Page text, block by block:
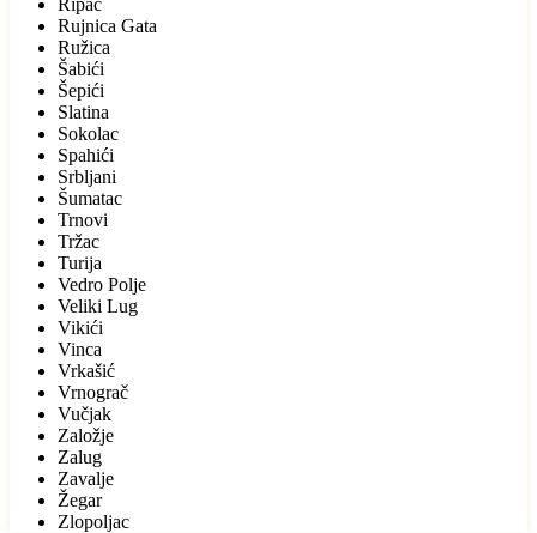
Rujnica Gata
Ružica
Šabići
Šepići
Slatina
Sokolac
Spahići
Srbljani
Šumatac
Trnovi
Tržac
Turija
Vedro Polje
Veliki Lug
Vikići
Vinca
Vrkašić
Vrnograč
Vučjak
Založje
Zalug
Zavalje
Žegar
Zlopoljac